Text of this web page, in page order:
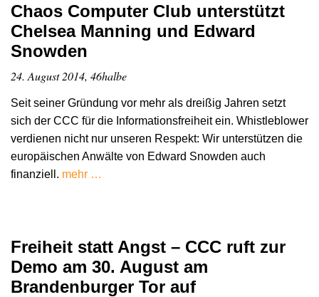
Chaos Computer Club unterstützt
Chelsea Manning und Edward
Snowden
24. August 2014, 46halbe
Seit seiner Gründung vor mehr als dreißig Jahren setzt
sich der CCC für die Informationsfreiheit ein. Whistleblower
verdienen nicht nur unseren Respekt: Wir unterstützen die
europäischen Anwälte von Edward Snowden auch
finanziell. mehr …
Freiheit statt Angst – CCC ruft zur
Demo am 30. August am
Brandenburger Tor auf